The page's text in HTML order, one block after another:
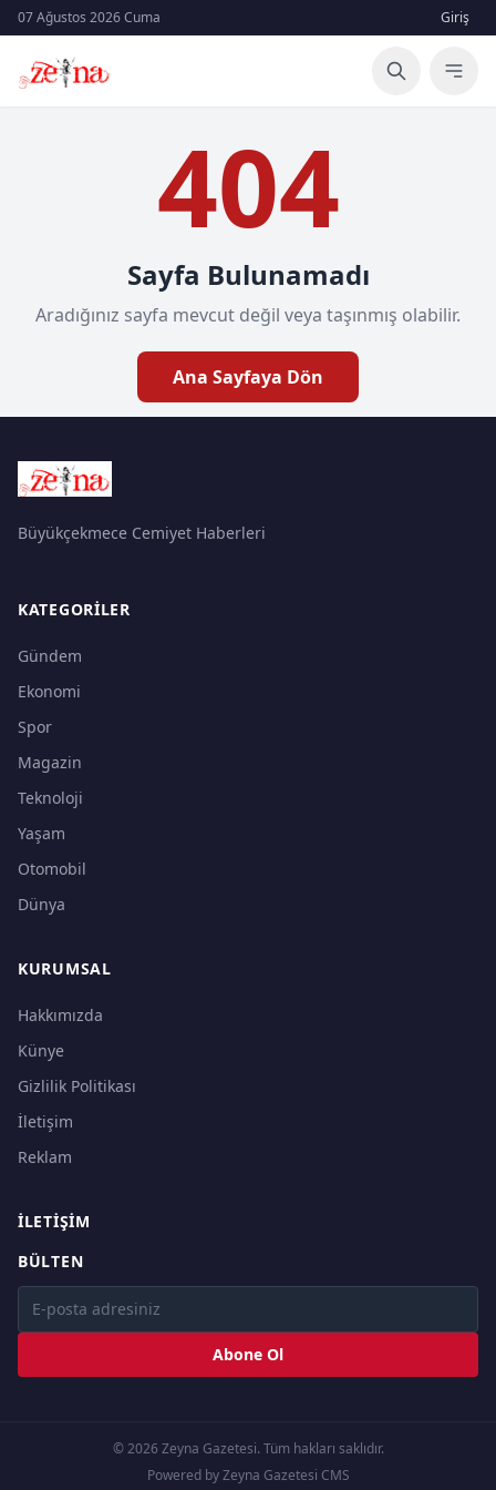
07 Ağustos 2026 Cuma Giriş
404
Sayfa Bulunamadı
Aradığınız sayfa mevcut değil veya taşınmış olabilir.
Ana Sayfaya Dön
Büyükçekmece Cemiyet Haberleri
KATEGORILER
Gündem
Ekonomi
Spor
Magazin
Teknoloji
Yaşam
Otomobil
Dünya
KURUMSAL
Hakkımızda
Künye
Gizlilik Politikası
İletişim
Reklam
İLETIŞIM
BÜLTEN
Abone Ol
© 2026 Zeyna Gazetesi. Tüm hakları saklıdır.
Powered by Zeyna Gazetesi CMS